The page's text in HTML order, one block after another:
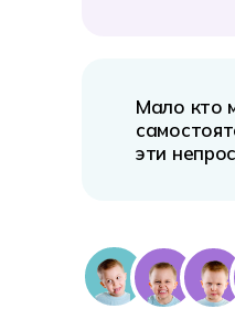
Мало кто
эти
для